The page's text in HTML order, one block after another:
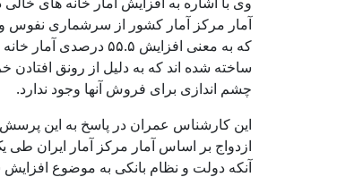
که به معنی افزایش
ساخته شده اند که به دلیل از رونق
چشم اندازی برای فروش آنها وجود ندارد.
این کارشناس عمران در پاسخ به این
ازدواج بر اساس آمار مرکز آمار ایران
آنکه دولت و نظام بانکی به موضوع